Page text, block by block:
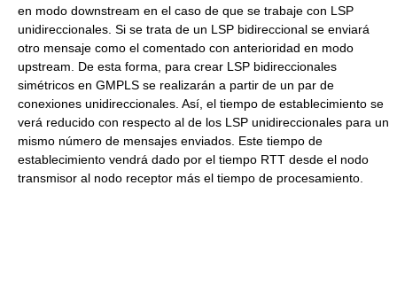
en modo downstream en el caso de que se trabaje con LSP
unidireccionales. Si se trata de un LSP bidireccional se enviará
otro mensaje como el comentado con anterioridad en modo
upstream. De esta forma, para crear LSP bidireccionales
simétricos en GMPLS se realizarán a partir de un par de
conexiones unidireccionales. Así, el tiempo de establecimiento se
verá reducido con respecto al de los LSP unidireccionales para un
mismo número de mensajes enviados. Este tiempo de
establecimiento vendrá dado por el tiempo RTT desde el nodo
transmisor al nodo receptor más el tiempo de procesamiento.